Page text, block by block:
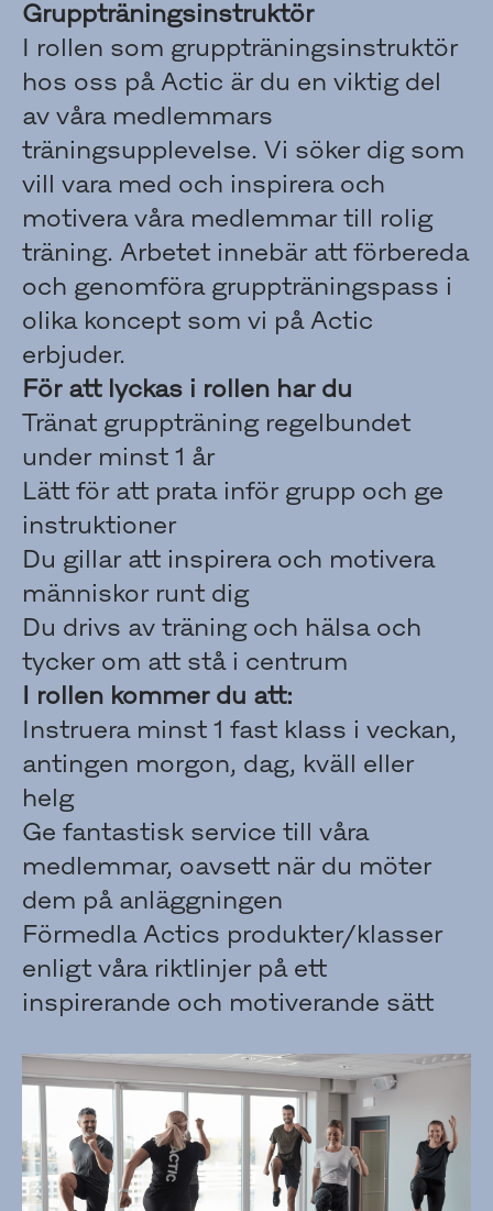
Gruppträningsinstruktör
I rollen som gruppträningsinstruktör
hos oss på Actic är du en viktig del
av våra medlemmars
träningsupplevelse. Vi söker dig som
vill vara med och inspirera och
motivera våra medlemmar till rolig
träning. Arbetet innebär att förbereda
och genomföra gruppträningspass i
olika koncept som vi på Actic
erbjuder.
För att lyckas i rollen har du
Tränat gruppträning regelbundet
under minst 1 år
Lätt för att prata inför grupp och ge
instruktioner
Du gillar att inspirera och motivera
människor runt dig
Du drivs av träning och hälsa och
tycker om att stå i centrum
I rollen kommer du att:
Instruera minst 1 fast klass i veckan,
antingen morgon, dag, kväll eller
helg
Ge fantastisk service till våra
medlemmar, oavsett när du möter
dem på anläggningen
Förmedla Actics produkter/klasser
enligt våra riktlinjer på ett
inspirerande och motiverande sätt